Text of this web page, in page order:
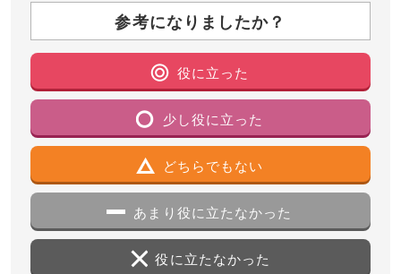
参考になりましたか？
役に立った
少し役に立った
どちらでもない
あまり役に立たなかった
役に立たなかった